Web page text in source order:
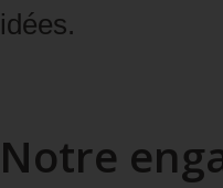
idées.
Notre